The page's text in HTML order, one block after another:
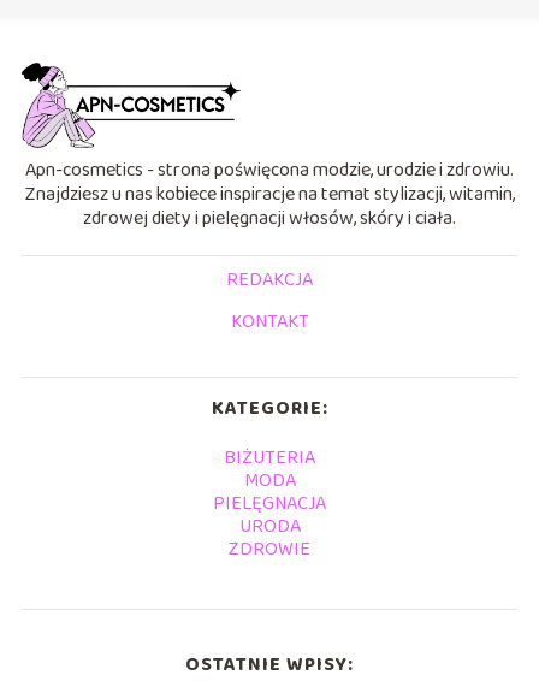
Apn-cosmetics - strona poświęcona modzie, urodzie i zdrowiu.
Znajdziesz u nas kobiece inspiracje na temat stylizacji, witamin,
zdrowej diety i pielęgnacji włosów, skóry i ciała.
REDAKCJA
KONTAKT
KATEGORIE:
BIŻUTERIA
MODA
PIELĘGNACJA
URODA
ZDROWIE
OSTATNIE WPISY: